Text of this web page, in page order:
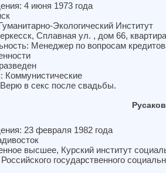
4 июня 1973 года
Экологический Институт
Сплавная ул. , дом 66,
Менеджер по вопросам
Коммунистические
в секс после свадьбы.
23 февраля 1982 года
высшее, Курский институт
государственного